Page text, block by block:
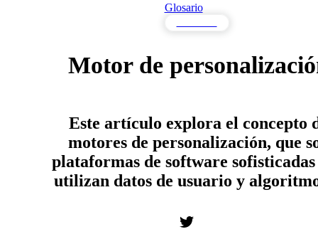
Glosario
Motor de
Este artículo explora el concepto
motores de personalización, que
plataformas de software sofisticadas
utilizan datos de usuario y